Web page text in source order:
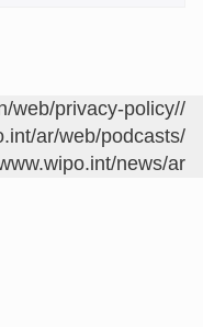
/contact/ar/area.jsp?area=meetings
web/privacy-policy/
ar/web/podcasts/
news/ar/